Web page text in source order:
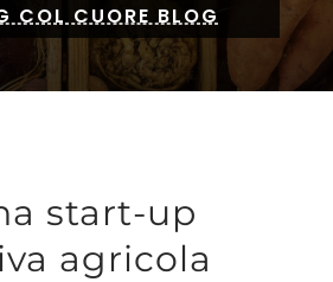
COL CUORE BLOG
start-up
agricola